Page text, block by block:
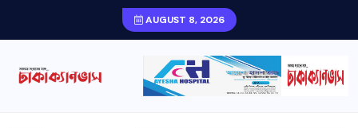
AUGUST 8, 2026